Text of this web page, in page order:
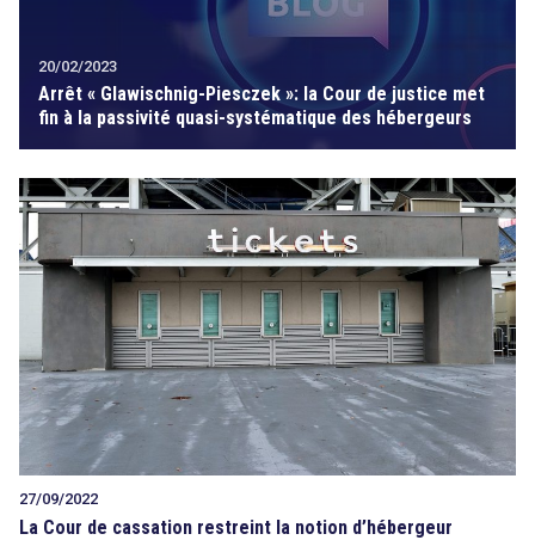
20/02/2023
Arrêt « Glawischnig-Piesczek »: la Cour de justice met
fin à la passivité quasi-systématique des hébergeurs
27/09/2022
La Cour de cassation restreint la notion d’hébergeur